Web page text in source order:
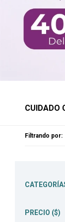
CUIDADO
Filtrando por:
PRECIO ($)